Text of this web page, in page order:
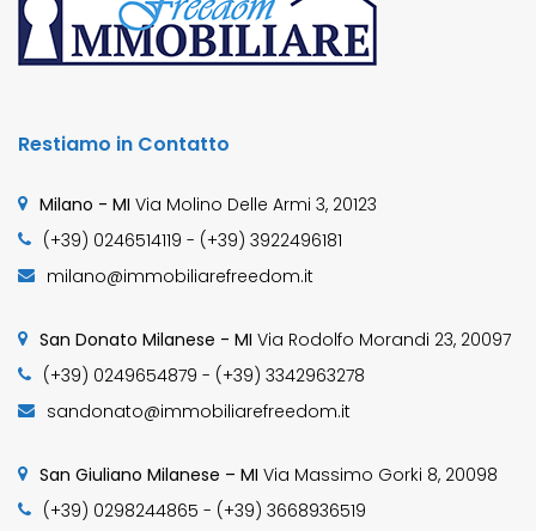
Restiamo in Contatto
Milano - MI Via Molino Delle Armi 3, 20123
(+39) 0246514119 - (+39) 3922496181
milano@immobiliarefreedom.it
San Donato Milanese - MI Via Rodolfo Morandi 23, 20097
(+39) 0249654879 - (+39) 3342963278
sandonato@immobiliarefreedom.it
San Giuliano Milanese – MI Via Massimo Gorki 8, 20098
(+39) 0298244865 - (+39) 3668936519